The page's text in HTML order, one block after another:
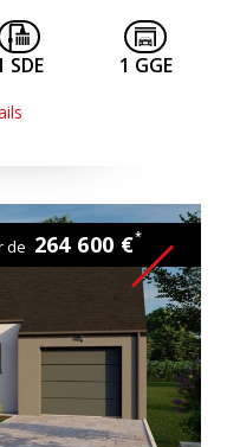
SDE 1 GGE
de 264 600 €*